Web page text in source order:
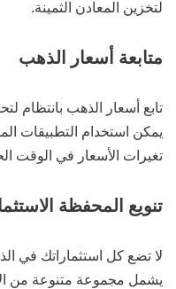
لتخزين المعادن الثمينة.
متابعة أسعار الذهب
تابع أسعار الذهب بانتظام
يمكن استخدام التطبيقات
تغيرات الأسعار في الوقت
تنويع المحفظة
لا تضع كل استثماراتك في
يشمل مجموعة متنوعة من